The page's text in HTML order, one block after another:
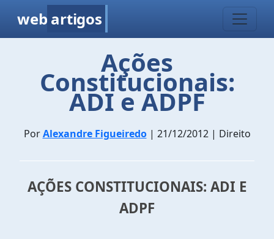
web artigos
Ações
Constitucionais:
ADI e ADPF
PorAlexandre Figueiredo| 21/12/2012 | Direito
AÇÕES CONSTITUCIONAIS: ADI E
ADPF